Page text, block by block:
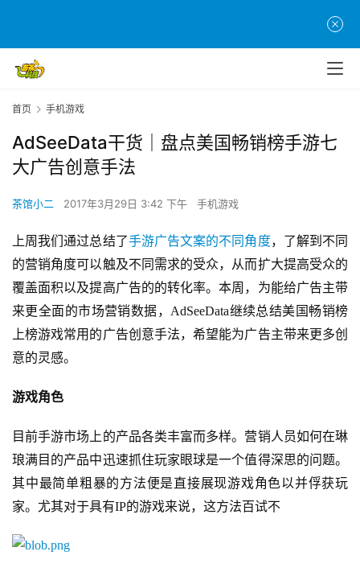
首页 手机游戏
AdSeeData干货｜盘点美国畅销榜手游七
大广告创意手法
茶馆小二 2017年3月29日 3:42 下午 手机游戏
上周我们通过总结了手游广告文案的不同角度，了解到不同
的营销角度可以触及不同需求的受众，从而扩大提高受众的
覆盖面积以及提高广告的的转化率。本周，为能给广告主带
来更全面的市场营销数据，AdSeeData继续总结美国畅销榜
上榜游戏常用的广告创意手法，希望能为广告主带来更多创
意的灵感。
游戏角色
目前手游市场上的产品各类丰富而多样。营销人员如何在琳
琅满目的产品中迅速抓住玩家眼球是一个值得深思的问题。
其中最简单粗暴的方法便是直接展现游戏角色以并俘获玩
家。尤其对于具有IP的游戏来说，这方法百试不